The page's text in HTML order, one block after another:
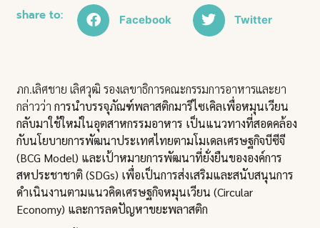
share to: Facebook Twitter
ภก.เลิศชาย เลิศวุฒิ รองเลขาธิการคณะกรรมการอาหารและยา
กล่าวว่า การนำบรรจุภัณฑ์พลาสติกมารีไซเคิลเพื่อหมุนเวียน
กลับมาใช้ใหม่ในอุตสาหกรรมอาหาร เป็นแนวทางที่สอดคล้อง
กับนโยบายการพัฒนาประเทศไทยตามโมเดลเศรษฐกิจบีซีจี
(BCG Model) และเป้าหมายการพัฒนาที่ยั่งยืนขององค์การ
สหประชาชาติ (SDGs) เพื่อเป็นการส่งเสริมและสนับสนุนการ
ดำเนินงานตามแนวคิดเศรษฐกิจหมุนเวียน (Circular
Economy) และการลดปัญหาขยะพลาสติก